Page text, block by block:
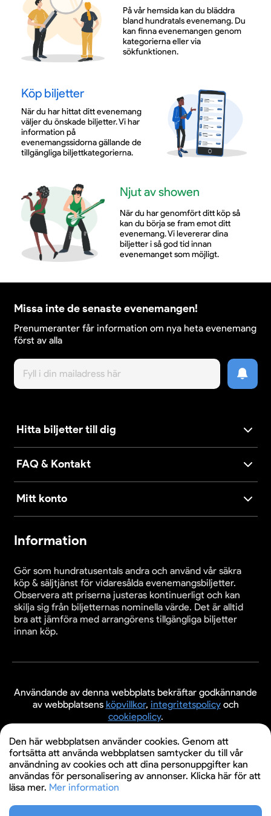
På vår hemsida kan du bläddra
bland hundratals evenemang. Du
kan finna evenemangen genom
kategorierna eller via
sökfunktionen.
Köp biljetter
När du har hittat ditt evenemang
väljer du önskade biljetter. Vi har
information på
evenemangssidorna gällande de
tillgängliga biljettkategorierna.
Njut av showen
När du har genomfört ditt köp så
kan du börja se fram emot ditt
evenemang. Vi levererar dina
biljetter i så god tid innan
evenemanget som möjligt.
Missa inte de senaste evenemangen!
Prenumeranter får information om nya heta evenemang
först av alla
Hitta biljetter till dig
FAQ & Kontakt
Mitt konto
Information
Gör som hundratusentals andra och använd vår säkra
köp & säljtjänst för vidaresålda evenemangsbiljetter.
Observera att priserna justeras kontinuerligt och kan
skilja sig från biljetternas nominella värde. Det är alltid
bra att jämföra med arrangörens tillgängliga biljetter
innan köp.
Användande av denna webbplats bekräftar godkännande
av webbplatsens köpvillkor, integritetspolicyoch
cookiepolicy.
© 2026 Evenemangsbiljetter.se
Den här webbplatsen använder cookies. Genom att
fortsätta att använda webbplatsen samtycker du till vår
användning av cookies och att dina personuppgifter kan
användas för personalisering av annonser. Klicka här för att
läsa mer. Mer information